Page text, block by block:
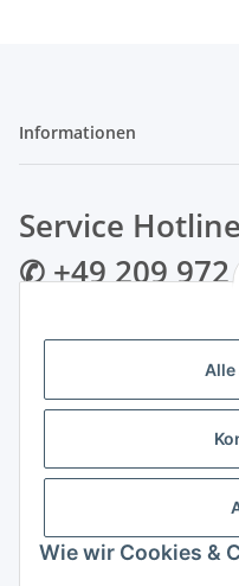
Alle
Wie wir Cookies &
Informationen
Service
✆ +49 209 972
Gewerkenstraße 34 |
Mo.-Fr.: 09:00 - 18:30 Uhr Samstag:
Zahlungsarten